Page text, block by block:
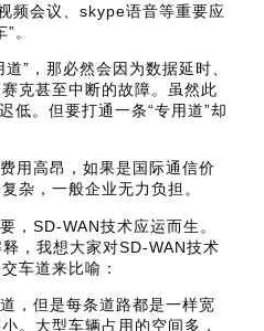
频会议、skype语音等重要应
。
”，那必然会因为数据延时、
克甚至中断的故障。虽然此
低。但要打通一条“专用道”却
用高昂，如果是国际通信价
杂，一般企业无力负担。
，SD-WAN技术应运而生。
，我想大家对SD-WAN技术
车道来比喻：
，但是每条道路都是一样宽
。大型车辆占用的空间多，